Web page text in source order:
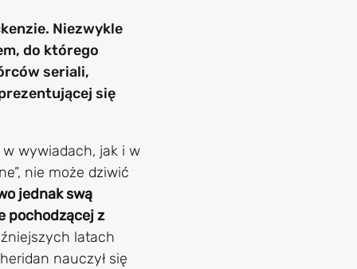
Niezwykle
do którego
seriali,
się
wywiadach, jak i w
nie może dziwić
jednak swą
pochodzącej z
latach
nauczył się